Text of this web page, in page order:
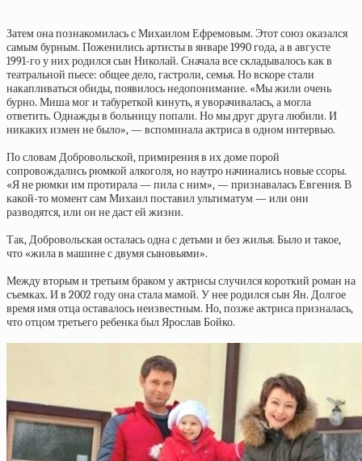
Затем она познакомилась с Михаилом Ефремовым. Этот союз оказался
самым бурным. Поженились артисты в январе 1990 года, а в августе
1991-го у них родился сын Николай. Сначала все складывалось как в
театральной пьесе: общее дело, гастроли, семья. Но вскоре стали
накапливаться обиды, появилось недопонимание. «Мы жили очень
бурно. Миша мог и табуреткой кинуть, я уворачивалась, а могла
ответить. Однажды в больницу попали. Но мы друг друга любили. И
никаких измен не было», — вспоминала актриса в одном интервью.
По словам Добровольской, примирения в их доме порой
сопровождались рюмкой алкоголя, но наутро начинались новые ссоры.
«Я не рюмки им протирала — пила с ним», — признавалась Евгения. В
какой-то момент сам Михаил поставил ультиматум — или они
разводятся, или он не даст ей жизни.
Так, Добровольская осталась одна с детьми и без жилья. Было и такое,
что «жила в машине с двумя сыновьями».
Между вторым и третьим браком у актрисы случился короткий роман на
съемках. И в 2002 году она стала мамой. У нее родился сын Ян. Долгое
время имя отца оставалось неизвестным. Но, позже актриса призналась,
что отцом третьего ребенка был Ярослав Бойко.